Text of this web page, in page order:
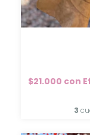
$21.000 con
3